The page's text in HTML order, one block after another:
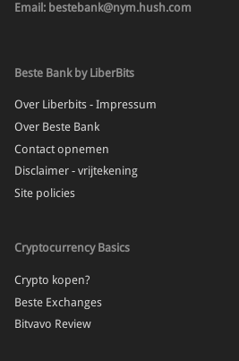
Email: bestebank@nym.hush.com
Beste Bank by LiberBits
Over Liberbits - Impressum
Over Beste Bank
Contact opnemen
Disclaimer - vrijtekening
Site policies
Cryptocurrency Basics
Crypto kopen?
Beste Exchanges
Bitvavo Review